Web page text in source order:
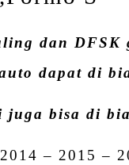
dan DFSK
dapat di
juga bisa di
– 2015 –